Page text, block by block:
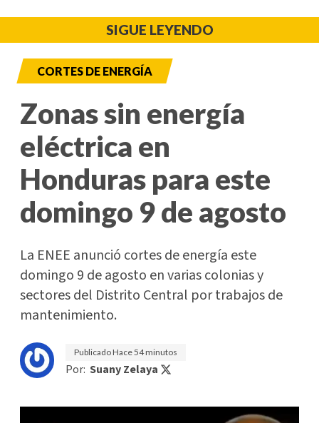
SIGUE LEYENDO
CORTES DE ENERGÍA
Zonas sin energía
eléctrica en
Honduras para este
domingo 9 de agosto
La ENEE anunció cortes de energía este
domingo 9 de agosto en varias colonias y
sectores del Distrito Central por trabajos de
mantenimiento.
PublicadoHace 54 minutos
Por: Suany Zelaya